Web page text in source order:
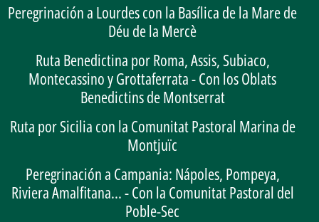
Peregrinación a Lourdes con la Basílica de la Mare de
Déu de la Mercè
Ruta Benedictina por Roma, Assis, Subiaco,
Montecassino y Grottaferrata - Con los Oblats
Benedictins de Montserrat
Ruta por Sicilia con la Comunitat Pastoral Marina de
Montjuïc
Peregrinación a Campania: Nápoles, Pompeya,
Riviera Amalfitana... - Con la Comunitat Pastoral del
Poble-Sec